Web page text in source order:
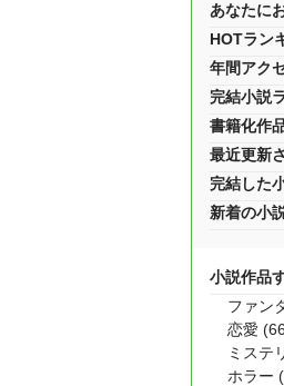
あなたに
HOTラン
年間アク
完結小説
書籍化作
最近更新
完結した
新着の小
小説作品
ファン
恋愛
ミステ
ホラー